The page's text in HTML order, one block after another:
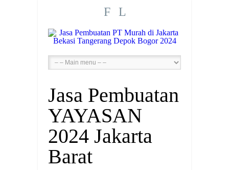
F L
Jasa Pembuatan
YAYASAN
2024 Jakarta
Barat